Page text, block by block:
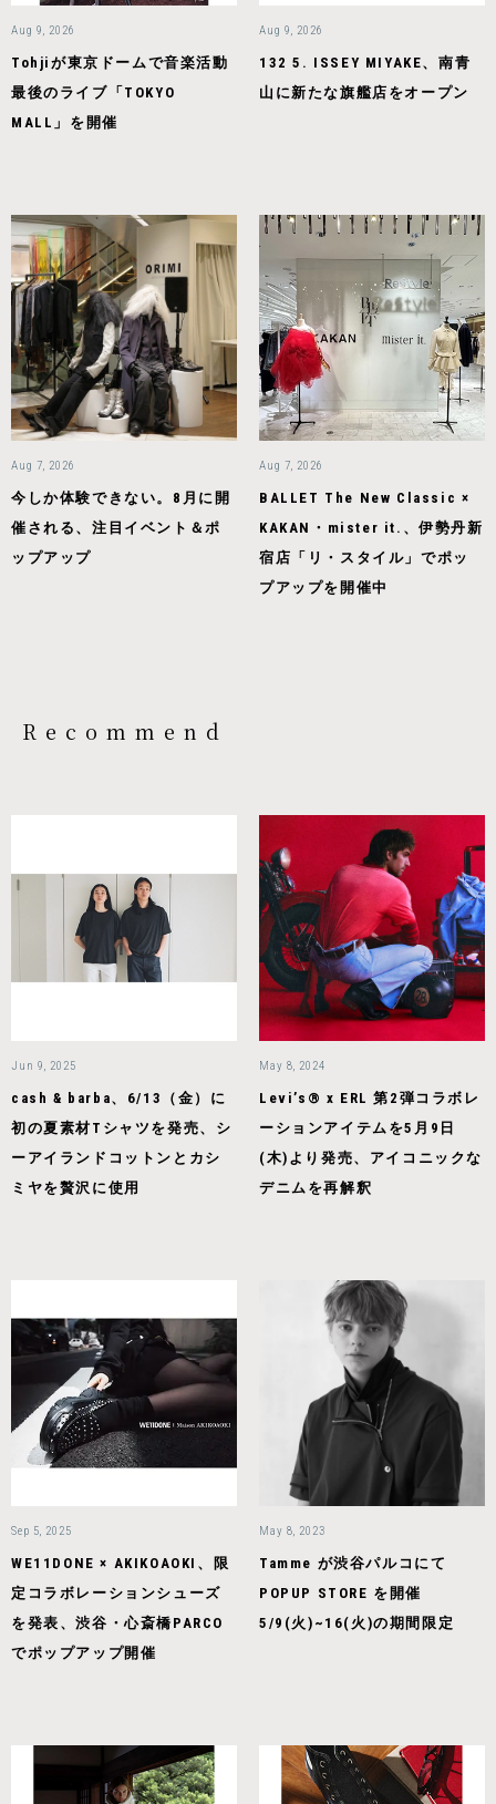
Aug 9, 2026
Tohjiが東京ドームで音楽活動
最後のライブ「TOKYO
MALL」を開催
Aug 9, 2026
132 5. ISSEY MIYAKE、南青
山に新たな旗艦店をオープン
Aug 7, 2026
今しか体験できない。8月に開
催される、注目イベント＆ポ
ップアップ
Aug 7, 2026
BALLET The New Classic ×
KAKAN・mister it.、伊勢丹新
宿店「リ・スタイル」でポッ
プアップを開催中
Recommend
Jun 9, 2025
cash & barba、6/13（金）に
初の夏素材Tシャツを発売、シ
ーアイランドコットンとカシ
ミヤを贅沢に使用
May 8, 2024
Levi’s® x ERL 第2弾コラボレ
ーションアイテムを5月9日
(木)より発売、アイコニックな
デニムを再解釈
Sep 5, 2025
WE11DONE × AKIKOAOKI、限
定コラボレーションシューズ
を発表、渋谷・心斎橋PARCO
でポップアップ開催
May 8, 2023
Tamme が渋谷パルコにて
POPUP STORE を開催
5/9(火)~16(火)の期間限定